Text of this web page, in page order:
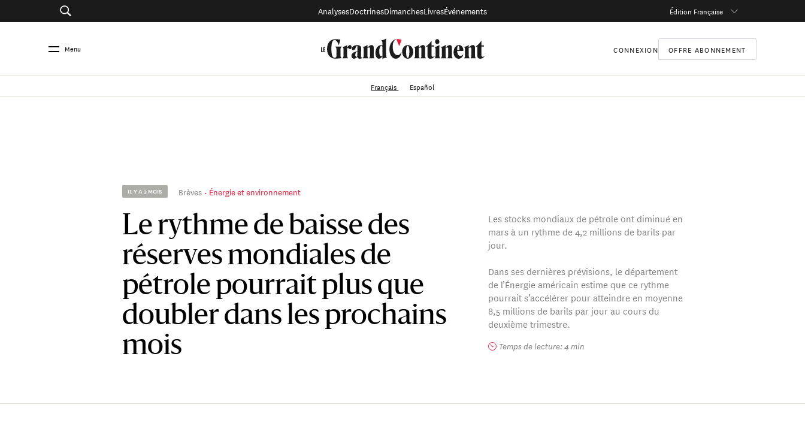
AnalysesDoctrinesDimanchesLivresÉvénements Édition Française
Menu CONNEXION OFFRE ABONNEMENT
Français Español
IL Y A 3 MOIS Brèves Énergie et environnement
Le rythme de baisse des
réserves mondiales de
pétrole pourrait plus que
doubler dans les prochains
mois
Les stocks mondiaux de pétrole ont diminué en
mars à un rythme de 4,2 millions de barils par
jour.
Dans ses dernières prévisions, le département
de l’Énergie américain estime que ce rythme
pourrait s’accélérer pour atteindre en moyenne
8,5 millions de barils par jour au cours du
deuxième trimestre.
Temps de lecture: 4 min